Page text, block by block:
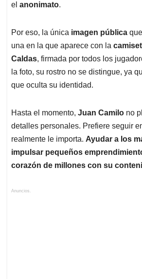
el anonimato.
Por eso, la única imagen pública
una en la que aparece con la
Caldas, firmada por todos los
la foto, su rostro no se distingue, ya
que oculta su identidad.
Hasta el momento, Juan Camilo no
detalles personales. Prefiere seguir
realmente le importa. Ayudar a los
impulsar pequeños
corazón de millones con su
Anuncios.